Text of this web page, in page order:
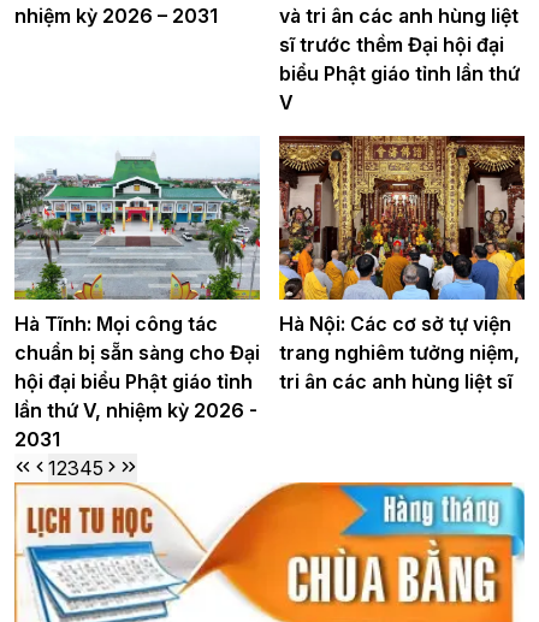
nhiệm kỳ 2026 – 2031
và tri ân các anh hùng liệt
sĩ trước thềm Đại hội đại
biểu Phật giáo tỉnh lần thứ
V
Hà Tĩnh: Mọi công tác
chuẩn bị sẵn sàng cho Đại
hội đại biểu Phật giáo tỉnh
lần thứ V, nhiệm kỳ 2026 -
2031
Hà Nội: Các cơ sở tự viện
trang nghiêm tưởng niệm,
tri ân các anh hùng liệt sĩ
12345